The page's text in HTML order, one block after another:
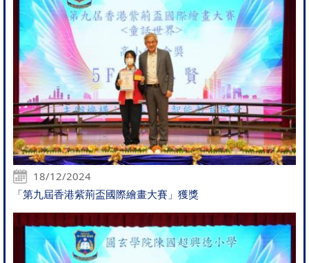
18/12/2024
「第九屆香港紫荊盃國際繪畫大賽」獲獎